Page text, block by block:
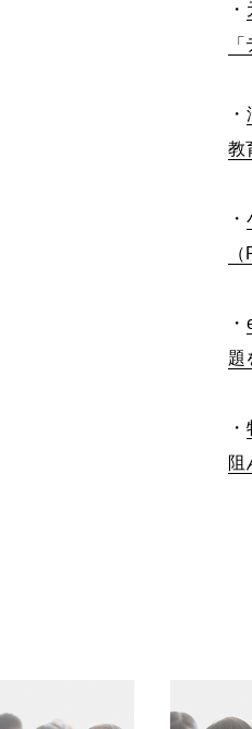
・
・
教
・
（
・
題
・
阻